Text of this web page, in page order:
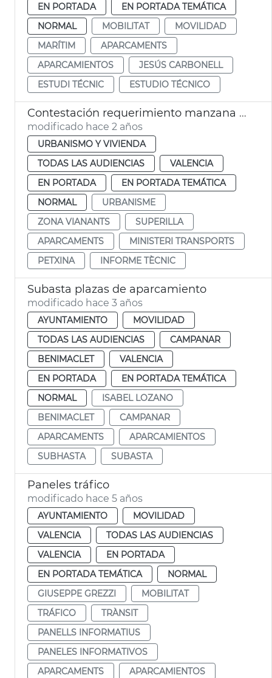
EN PORTADA
EN PORTADA TEMÁTICA
NORMAL
MOBILITAT
MOVILIDAD
MARÍTIM
APARCAMENTS
APARCAMIENTOS
JESÚS CARBONELL
ESTUDI TÉCNIC
ESTUDIO TÉCNICO
Contestación requerimiento manzana Petxina
modificado hace 2 años
URBANISMO Y VIVIENDA
TODAS LAS AUDIENCIAS
VALENCIA
EN PORTADA
EN PORTADA TEMÁTICA
NORMAL
URBANISME
ZONA VIANANTS
SUPERILLA
APARCAMENTS
MINISTERI TRANSPORTS
PETXINA
INFORME TÈCNIC
Subasta plazas de aparcamiento
modificado hace 3 años
AYUNTAMIENTO
MOVILIDAD
TODAS LAS AUDIENCIAS
CAMPANAR
BENIMACLET
VALENCIA
EN PORTADA
EN PORTADA TEMÁTICA
NORMAL
ISABEL LOZANO
BENIMACLET
CAMPANAR
APARCAMENTS
APARCAMIENTOS
SUBHASTA
SUBASTA
Paneles tráfico
modificado hace 5 años
AYUNTAMIENTO
MOVILIDAD
VALENCIA
TODAS LAS AUDIENCIAS
VALENCIA
EN PORTADA
EN PORTADA TEMÁTICA
NORMAL
GIUSEPPE GREZZI
MOBILITAT
TRÁFICO
TRÀNSIT
PANELLS INFORMATIUS
PANELES INFORMATIVOS
APARCAMENTS
APARCAMIENTOS